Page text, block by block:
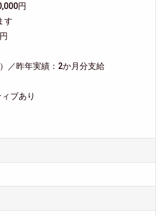
円
す
／昨年実績：2か月分支給
ブあり